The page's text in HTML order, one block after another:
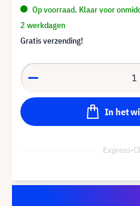
Op voorraad. Klaar voor
2 werkdagen
Gratis verzending!
In het
Express-